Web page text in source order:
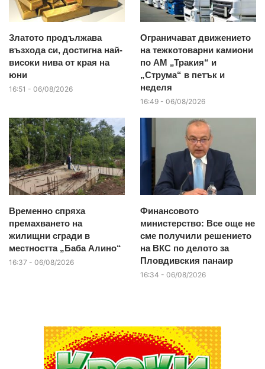
Златото продължава
възхода си, достигна най-
високи нива от края на
юни
16:51 - 06/08/2026
Ограничават движението
на тежкотоварни камиони
по АМ „Тракия“ и
„Струма“ в петък и
неделя
16:49 - 06/08/2026
Временно спряха
премахването на
жилищни сгради в
местността „Баба Алино“
16:37 - 06/08/2026
Финансовото
министерство: Все още не
сме получили решението
на ВКС по делото за
Пловдивския панаир
16:34 - 06/08/2026